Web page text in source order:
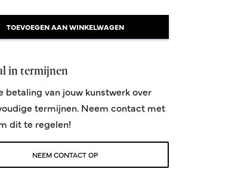
TOEVOEGEN AAN WINKELWAGEN
in termijnen
betaling van jouw kunstwerk over
termijnen. Neem contact met
dit te regelen!
NEEM CONTACT OP